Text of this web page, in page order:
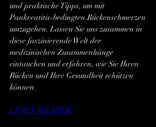
und praktische Tipps, um mit
Pankreatitis-bedingten Rückenschmerzen
umzugehen. Lassen Sie uns zusammen in
diese faszinierende Welt der
medizinischen Zusammenhänge
eintauchen und erfahren, wie Sie Ihren
Rücken und Ihre Gesundheit schützen
können.
LESEN SIE HIER